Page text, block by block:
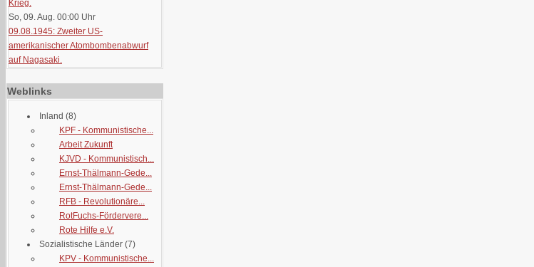
Krieg.
So, 09. Aug. 00:00 Uhr
09.08.1945: Zweiter US-
amerikanischer Atombombenabwurf
auf Nagasaki.
Weblinks
Inland (8)
KPF - Kommunistische...
Arbeit Zukunft
KJVD - Kommunistisch...
Ernst-Thälmann-Gede...
Ernst-Thälmann-Gede...
RFB - Revolutionäre...
RotFuchs-Fördervere...
Rote Hilfe e.V.
Sozialistische Länder (7)
KPV - Kommunistische...